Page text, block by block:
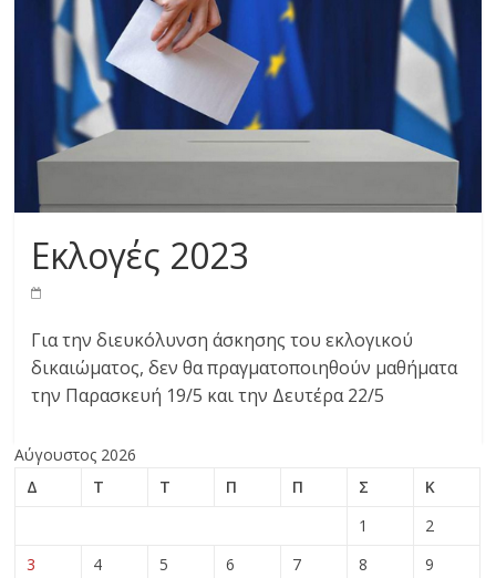
Εκκλησιαστική
Ακαδημία
Αθηνών
Εκλογές 2023
Για την διευκόλυνση άσκησης του εκλογικού
δικαιώματος, δεν θα πραγματοποιηθούν μαθήματα
την Παρασκευή 19/5 και την Δευτέρα 22/5
Αύγουστος 2026
Δ
Τ Τ Π Π Σ
Κ
1
2
3
4 5 6 7 8
9